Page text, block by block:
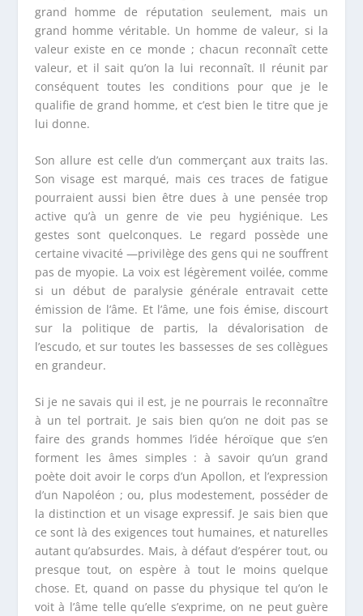
grand homme de réputation seulement, mais un
grand homme véritable. Un homme de valeur, si la
valeur existe en ce monde ; chacun reconnaît cette
valeur, et il sait qu’on la lui reconnaît. Il réunit par
conséquent toutes les conditions pour que je le
qualifie de grand homme, et c’est bien le titre que je
lui donne.
Son allure est celle d’un commerçant aux traits las.
Son visage est marqué, mais ces traces de fatigue
pourraient aussi bien être dues à une pensée trop
active qu’à un genre de vie peu hygiénique. Les
gestes sont quelconques. Le regard possède une
certaine vivacité —privilège des gens qui ne souffrent
pas de myopie. La voix est légèrement voilée, comme
si un début de paralysie générale entravait cette
émission de l’âme. Et l’âme, une fois émise, discourt
sur la politique de partis, la dévalorisation de
l’escudo, et sur toutes les bassesses de ses collègues
en grandeur.
Si je ne savais qui il est, je ne pourrais le reconnaître
à un tel portrait. Je sais bien qu’on ne doit pas se
faire des grands hommes l’idée héroïque que s’en
forment les âmes simples : à savoir qu’un grand
poète doit avoir le corps d’un Apollon, et l’expression
d’un Napoléon ; ou, plus modestement, posséder de
la distinction et un visage expressif. Je sais bien que
ce sont là des exigences tout humaines, et naturelles
autant qu’absurdes. Mais, à défaut d’espérer tout, ou
presque tout, on espère à tout le moins quelque
chose. Et, quand on passe du physique tel qu’on le
voit à l’âme telle qu’elle s’exprime, on ne peut guère